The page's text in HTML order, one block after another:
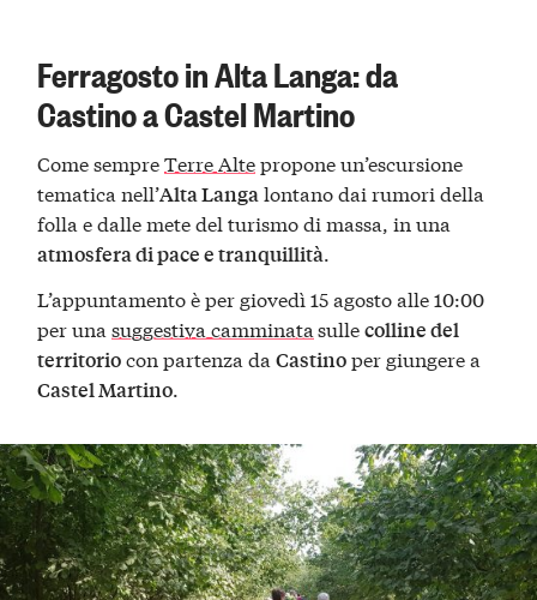
Ferragosto in Alta Langa: da
Castino a Castel Martino
Come sempreTerre Altepropone un’escursione
tematica nell’Alta Langalontano dai rumori della
folla e dalle mete del turismo di massa, in una
atmosfera di pace e tranquillità.
L’appuntamento è per giovedì 15 agosto alle 10:00
per unasuggestiva camminata sullecolline del
territoriocon partenza daCastinoper giungere a
Castel Martino.